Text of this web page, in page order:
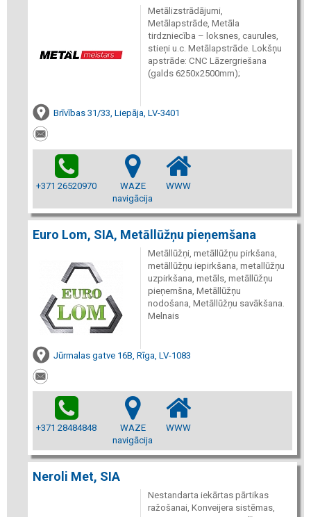
Metālizstrādājumi,
Metālapstrāde, Metāla
tirdzniecība – loksnes, caurules,
stieņi u.c. Metālapstrāde. Lokšņu
apstrāde: CNC Lāzergriešana
(galds 6250x2500mm);
Brīvības 31/33, Liepāja, LV-3401
+371 26520970
WAZE
navigācija
WWW
Euro Lom, SIA, Metāllūžņu pieņemšana
Metāllūžņi, metāllūžņu pirkšana,
metāllūžņu iepirkšana, metallūžņu
uzpirkšana, metāls, metāllūžņu
pieņemšna, Metāllūžņu
nodošana, Metāllūžņu savākšana.
Melnais
Jūrmalas gatve 16B, Rīga, LV-1083
+371 28484848
WAZE
navigācija
WWW
Neroli Met, SIA
Nestandarta iekārtas pārtikas
ražošanai, Konveijera sistēmas,